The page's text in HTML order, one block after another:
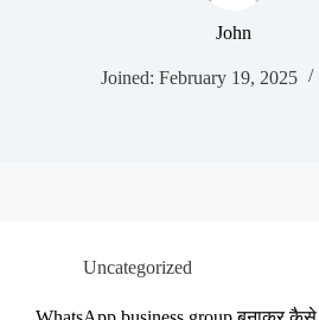
John
Joined: February 19, 2025
Uncategorized